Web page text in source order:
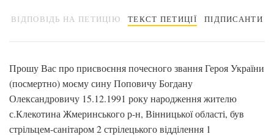
ВІДПОВІДЬ НА ПЕТИЦІЮ ТЕКСТ ПЕТИЦІЇ ПІДПИСАНТИ
Прошу Вас про присвоєння почесного звання Героя України
(посмертно) моєму сину Поповичу Богдану
Олександровичу 15.12.1991 року народження жителю
с.Клекотина Жмеринського р-н, Вінницької області, був
стрільцем-санітаром 2 стрілецького відділення 1